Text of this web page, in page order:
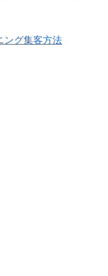
ング集客方法